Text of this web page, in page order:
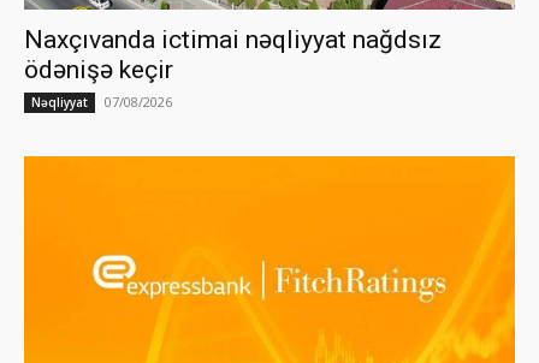
Naxçıvanda ictimai nəqliyyat nağdsız
ödənişə keçir
Nəqliyyat 07/08/2026